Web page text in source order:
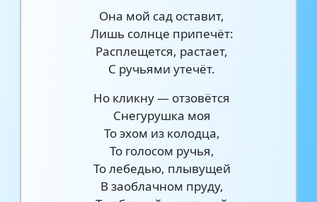
Она мой сад оставит,
Лишь солнце припечёт:
Расплещется, растает,
С ручьями утечёт.
Но кликну — отзовётся
Снегурушка моя
То эхом из колодца,
То голосом ручья,
То лебедью, плывущей
В заоблачном пруду,